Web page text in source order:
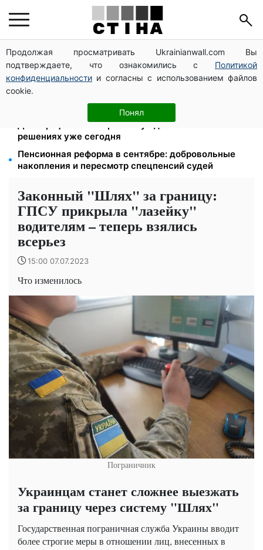
Продолжая просматривать Ukrainianwall.com Вы
подтверждаете, что ознакомились с Политикой
конфиденциальности и согласны с использованием файлов
cookie.
Понял
Зарплаты учителей +20%, стипендии ×2:
правительство повышает выплаты с сентября
120 грн в день только на дорогу: киевляне массово
увольняются из-за тарифа 30 грн за проезд
Директор ДОЗ Киева Татьяна Мостепан:
Демографический кризис нуждается в новых
решениях уже сегодня
Пенсионная реформа в сентябре: добровольные
накопления и пересмотр спецпенсий судей
Законный "Шлях" за границу:
ГПСУ прикрыла "лазейку"
водителям – теперь взялись
всерьез
15:00 07.07.2023
Что изменилось
Пограничник
Украинцам станет сложнее выезжать
за границу через систему "Шлях"
Государственная пограничная служба Украины вводит
более строгие меры в отношении лиц, внесенных в